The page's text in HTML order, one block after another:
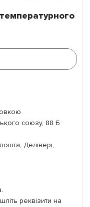
союзу, 88 Б
Делівері,
реквізити на